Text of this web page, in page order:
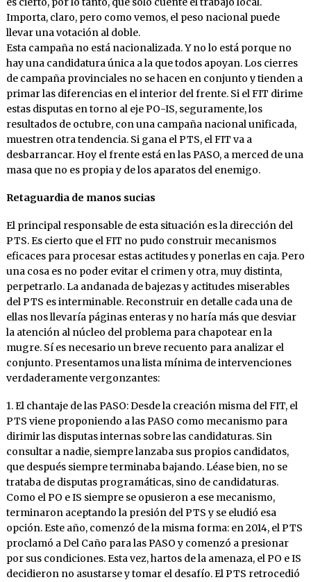
Importa, claro, pero como vemos, el peso nacional puede
llevar una votación al doble.
Esta campaña no está nacionalizada. Y no lo está porque no
hay una candidatura única a la que todos apoyan. Los cierres
de campaña provinciales no se hacen en conjunto y tienden a
primar las diferencias en el interior del frente. Si el FIT dirime
estas disputas en torno al eje PO-IS, seguramente, los
resultados de octubre, con una campaña nacional unificada,
muestren otra tendencia. Si gana el PTS, el FIT va a
desbarrancar. Hoy el frente está en las PASO, a merced de una
masa que no es propia y de los aparatos del enemigo.
Retaguardia de manos sucias
El principal responsable de esta situación es la dirección del
PTS. Es cierto que el FIT no pudo construir mecanismos
eficaces para procesar estas actitudes y ponerlas en caja. Pero
una cosa es no poder evitar el crimen y otra, muy distinta,
perpetrarlo. La andanada de bajezas y actitudes miserables
del PTS es interminable. Reconstruir en detalle cada una de
ellas nos llevaría páginas enteras y no haría más que desviar
la atención al núcleo del problema para chapotear en la
mugre. Sí es necesario un breve recuento para analizar el
conjunto. Presentamos una lista mínima de intervenciones
verdaderamente vergonzantes:
1. El chantaje de las PASO: Desde la creación misma del FIT, el
PTS viene proponiendo a las PASO como mecanismo para
dirimir las disputas internas sobre las candidaturas. Sin
consultar a nadie, siempre lanzaba sus propios candidatos,
que después siempre terminaba bajando. Léase bien, no se
trataba de disputas programáticas, sino de candidaturas.
Como el PO e IS siempre se opusieron a ese mecanismo,
terminaron aceptando la presión del PTS y se eludió esa
opción. Este año, comenzó de la misma forma: en 2014, el PTS
proclamó a Del Caño para las PASO y comenzó a presionar
por sus condiciones. Esta vez, hartos de la amenaza, el PO e IS
decidieron no asustarse y tomar el desafío. El PTS retrocedió